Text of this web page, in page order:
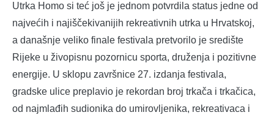
Utrka Homo si teć još je jednom potvrdila status jedne od
najvećih i najiščekivanijih rekreativnih utrka u Hrvatskoj,
a današnje veliko finale festivala pretvorilo je središte
Rijeke u živopisnu pozornicu sporta, druženja i pozitivne
energije. U sklopu završnice 27. izdanja festivala,
gradske ulice preplavio je rekordan broj trkača i trkačica,
od najmlađih sudionika do umirovljenika, rekreativaca i